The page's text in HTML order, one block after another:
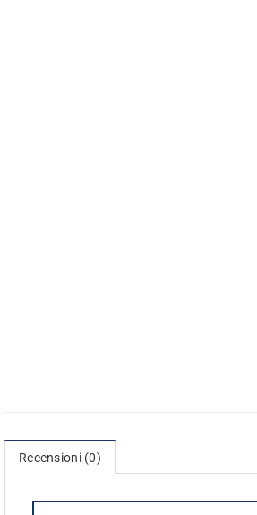
Recensioni (0)